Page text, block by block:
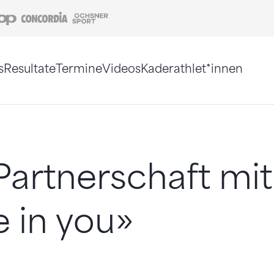
Coop Concordia
ResultateTermineVideosKaderathlet*innen
mit
in you»